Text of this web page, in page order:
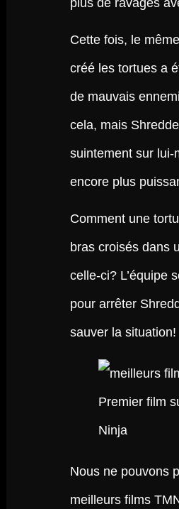
plus de ravages
Cette fois, le
créé les tortues a
de mauvais
cela, mais
suintement sur lui-
encore plus
Comment une
bras croisés dans
celle-ci? L’équipe
pour arrêter
sauver la situation!
Nous ne pouvons
meilleurs films